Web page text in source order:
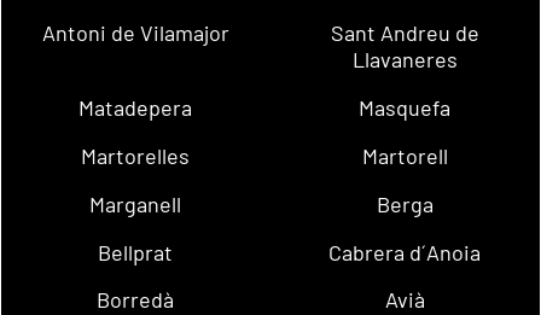
Antoni de Vilamajor
Sant Andreu de
Llavaneres
Matadepera
Masquefa
Martorelles
Martorell
Marganell
Berga
Bellprat
Cabrera d´Anoia
Borredà
Avià